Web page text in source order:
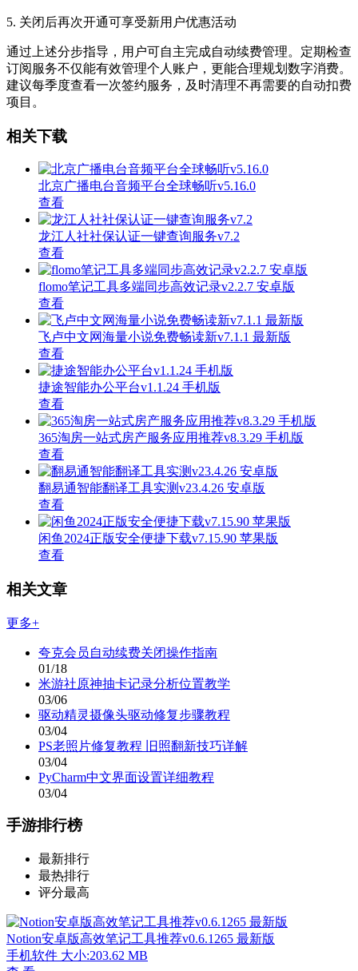
5. 关闭后再次开通可享受新用户优惠活动
通过上述分步指导，用户可自主完成自动续费管理。定期检查
订阅服务不仅能有效管理个人账户，更能合理规划数字消费。
建议每季度查看一次签约服务，及时清理不再需要的自动扣费
项目。
相关下载
北京广播电台音频平台全球畅听v5.16.0
查看
龙江人社社保认证一键查询服务v7.2
查看
flomo笔记工具多端同步高效记录v2.2.7 安卓版
查看
飞卢中文网海量小说免费畅读新v7.1.1 最新版
查看
捷途智能办公平台v1.1.24 手机版
查看
365淘房一站式房产服务应用推荐v8.3.29 手机版
查看
翻易通智能翻译工具实测v23.4.26 安卓版
查看
闲鱼2024正版安全便捷下载v7.15.90 苹果版
查看
相关文章
更多+
夸克会员自动续费关闭操作指南
01/18
米游社原神抽卡记录分析位置教学
03/06
驱动精灵摄像头驱动修复步骤教程
03/04
PS老照片修复教程 旧照翻新技巧详解
03/04
PyCharm中文界面设置详细教程
03/04
手游排行榜
最新排行
最热排行
评分最高
Notion安卓版高效笔记工具推荐v0.6.1265 最新版
手机软件 大小:203.62 MB